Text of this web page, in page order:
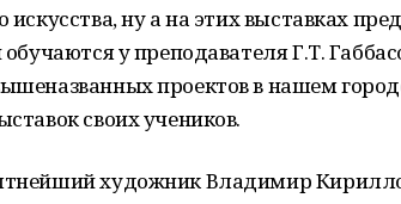
искусства, ну а на этих выставках
у преподавателя Г.Т.
проектов в нашем
своих учеников.
художник Владимир